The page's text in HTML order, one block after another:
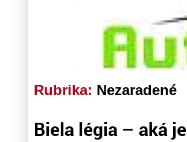
Rubrika: Nezaradené
Biela légia – aká